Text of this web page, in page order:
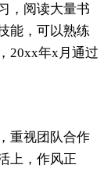
，阅读大量书
能，可以熟练
20xx年x月通过
重视团队合作
上，作风正